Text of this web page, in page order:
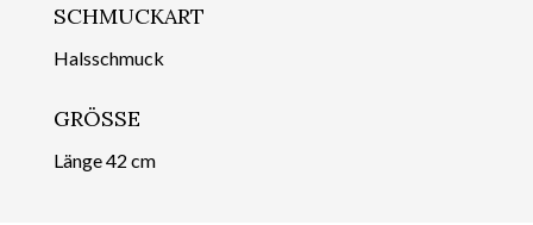
SCHMUCKART
Halsschmuck
GRÖSSE
Länge 42 cm